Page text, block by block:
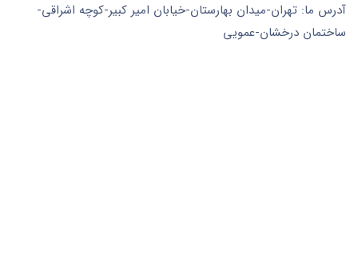
آدرس ما: تهران-میدان بهارستان-خیابان امیر کبیر-کوچه اشراقی-
ساختمان درخشان-عمویی